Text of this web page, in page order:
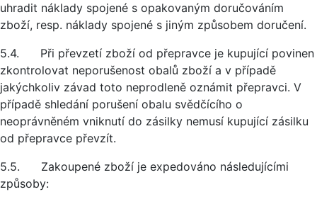
uhradit náklady spojené s opakovaným doručováním
zboží, resp. náklady spojené s jiným způsobem doručení.
5.4. Při převzetí zboží od přepravce je kupující povinen
zkontrolovat neporušenost obalů zboží a v případě
jakýchkoliv závad toto neprodleně oznámit přepravci. V
případě shledání porušení obalu svědčícího o
neoprávněném vniknutí do zásilky nemusí kupující zásilku
od přepravce převzít.
5.5. Zakoupené zboží je expedováno následujícími
způsoby: